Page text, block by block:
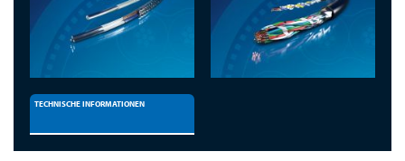
TECHNISCHE INFORMATIONEN